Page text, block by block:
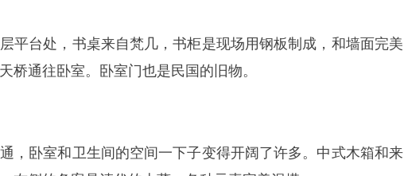
平台处，书桌来自梵几，书柜是现场用钢板制成，和墙面完美
桥通往卧室。卧室门也是民国的旧物。
，卧室和卫生间的空间一下子变得开阔了许多。中式木箱和来